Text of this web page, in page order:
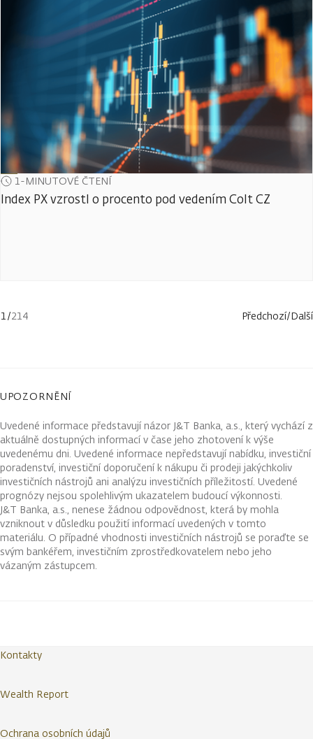
1-MINUTOVÉ ČTENÍ
Index PX vzrostl o procento pod vedením Colt CZ
1/214 Předchozí/Další
UPOZORNĚNÍ
Uvedené informace představují názor J&T Banka, a.s., který vychází z
aktuálně dostupných informací v čase jeho zhotovení k výše
uvedenému dni. Uvedené informace nepředstavují nabídku, investiční
poradenství, investiční doporučení k nákupu či prodeji jakýchkoliv
investičních nástrojů ani analýzu investičních příležitostí. Uvedené
prognózy nejsou spolehlivým ukazatelem budoucí výkonnosti.
J&T Banka, a.s., nenese žádnou odpovědnost, která by mohla
vzniknout v důsledku použití informací uvedených v tomto
materiálu. O případné vhodnosti investičních nástrojů se poraďte se
svým bankéřem, investičním zprostředkovatelem nebo jeho
vázaným zástupcem.
Kontakty
Wealth Report
Ochrana osobních údajů